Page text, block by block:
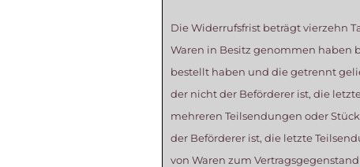
Die Widerrufsfrist beträgt vierzehn
Waren in Besitz genommen haben
bestellt haben und die getrennt
der nicht der Beförderer ist, die
mehreren Teilsendungen oder
der Beförderer ist, die letzte
von Waren zum